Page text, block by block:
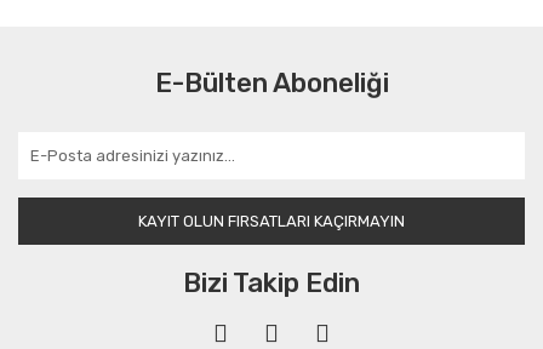
E-Bülten Aboneliği
KAYIT OLUN FIRSATLARI KAÇIRMAYIN
Bizi Takip Edin